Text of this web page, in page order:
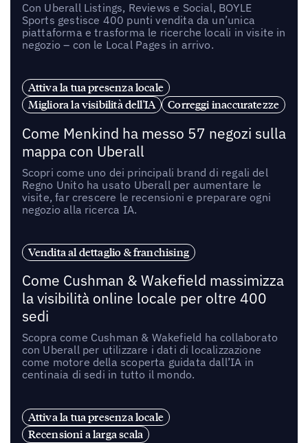
Con Uberall Listings, Reviews e Social, BOYLE
Sports gestisce 400 punti vendita da un’unica
piattaforma e trasforma le ricerche locali in visite in
negozio – con le Local Pages in arrivo.
Attiva la tua presenza locale
Migliora la visibilità dell'IA
Correggi inaccuratezze
Come Menkind ha messo 57 negozi sulla
mappa con Uberall
Scopri come uno dei principali brand di regali del
Regno Unito ha usato Uberall per aumentare le
visite, far crescere le recensioni e preparare ogni
negozio alla ricerca IA.
Vendita al dettaglio & franchising
Come Cushman & Wakefield massimizza
la visibilità online locale per oltre 400
sedi
Scopra come Cushman & Wakefield ha collaborato
con Uberall per utilizzare i dati di localizzazione
come motore della scoperta guidata dall’IA in
centinaia di sedi in tutto il mondo.
Attiva la tua presenza locale
Recensioni a larga scala